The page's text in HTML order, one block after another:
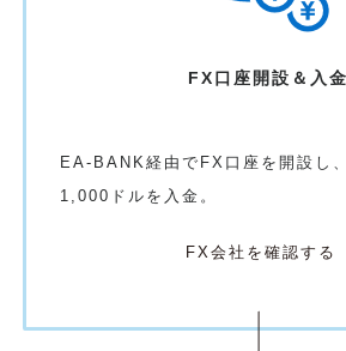
FX口座開設＆入金
EA-BANK経由でFX口座を開設し
1,000ドルを入金。
FX会社を確認する